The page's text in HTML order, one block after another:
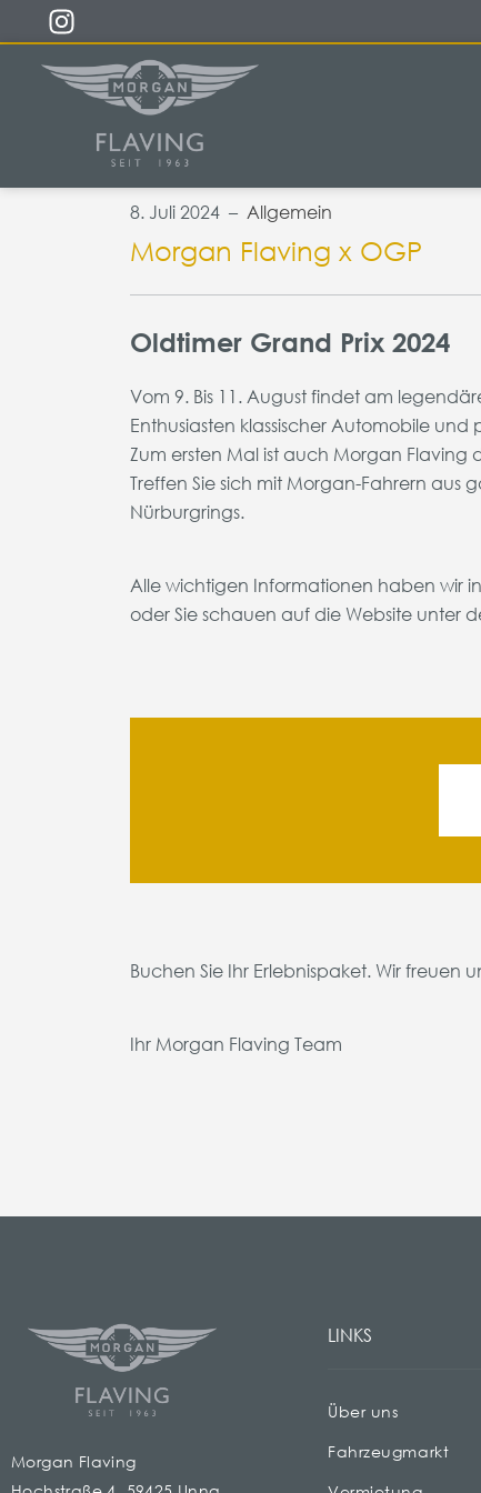
8. Juli 2024 – Allgemein
Morgan Flaving x OGP
Oldtimer Grand Prix 2024
Vom 9. Bis 11. August findet am
Enthusiasten klassischer Automobile und
Zum ersten Mal ist auch Morgan
Treffen Sie sich mit Morgan-Fahrern aus
Nürburgrings.
Alle wichtigen Informationen haben wir
oder Sie schauen auf die Website unter
Buchen Sie Ihr Erlebnispaket. Wir freuen
Ihr Morgan Flaving Team
Morgan Flaving
LINKS
Über uns
Fahrzeugmarkt